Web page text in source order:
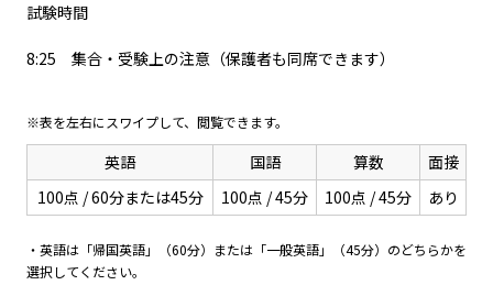
試験時間
8:25 集合・受験上の注意（保護者も同席できます）
※表を左右にスワイプして、閲覧できます。
英語 国語 算数
面接
100点 / 60分または45分
100点 / 45分 100点 / 45分 あり
・英語は「帰国英語」（60分）または「一般英語」（45分）のどちらかを
選択してください。